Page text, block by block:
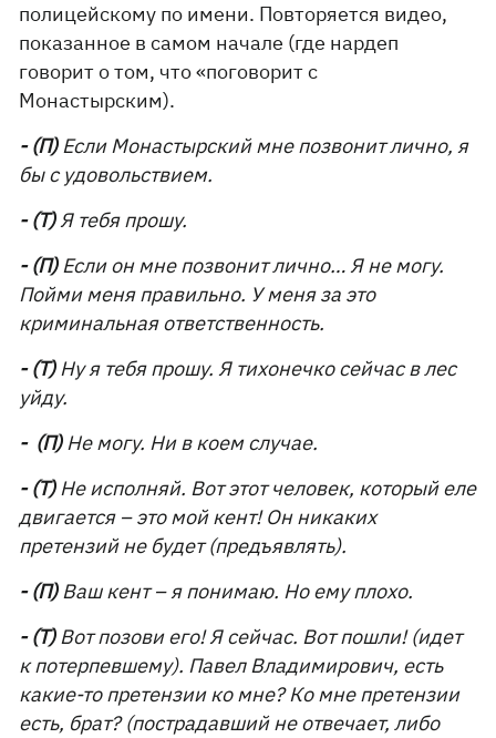
полицейскому по имени. Повторяется видео,
показанное в самом начале (где нардеп
говорит о том, что «поговорит с
Монастырским).
- (П)Если Монастырский мне позвонит лично, я
бы с удовольствием.
- (Т)Я тебя прошу.
- (П)Если он мне позвонит лично… Я не могу.
Пойми меня правильно. У меня за это
криминальная ответственность.
- (Т)Ну я тебя прошу. Я тихонечко сейчас в лес
уйду.
- (П)Не могу. Ни в коем случае.
- (Т)Не исполняй. Вот этот человек, который еле
двигается – это мой кент! Он никаких
претензий не будет (предъявлять).
- (П)Ваш кент – я понимаю. Но ему плохо.
- (Т)Вот позови его! Я сейчас. Вот пошли! (идет
к потерпевшему). Павел Владимирович, есть
какие-то претензии ко мне? Ко мне претензии
есть, брат? (пострадавший не отвечает, либо